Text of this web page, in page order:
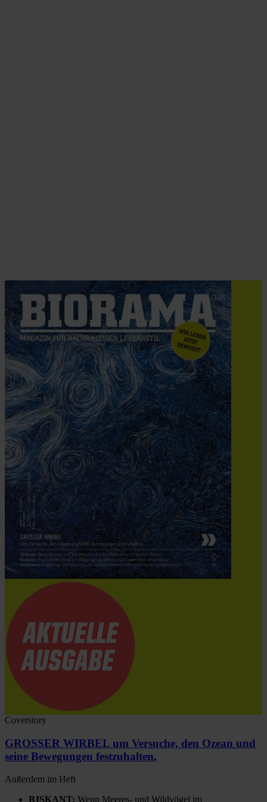
Coverstory
GROSSER WIRBEL um Versuche, den Ozean und
seine Bewegungen festzuhalten.
Außerdem im Heft
RISKANT: Wenn Meeres- und Wildvögel im